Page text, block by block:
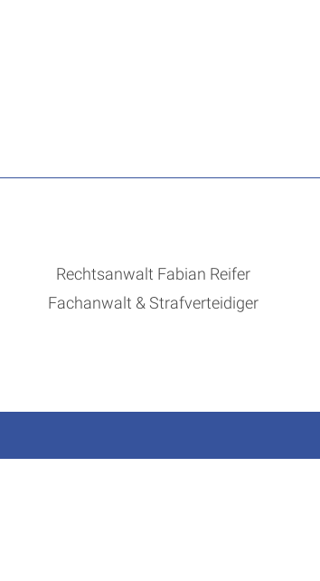
Rechtsanwalt Fabian Reifer
Fachanwalt & Strafverteidiger